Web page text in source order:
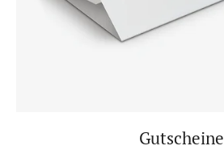
Gutscheine